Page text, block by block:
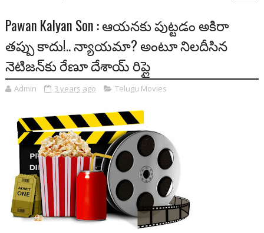
Pawan Kalyan Son : ఆయనకు పుట్టడం అకిరా
తప్పు కాదు!.. న్యాయమా? అంటూ నిలదీసిన
నెటిజన్‌కు రేణూ దేశాయ్ రిప్లై
Admin 3 years ago Telugu Movies